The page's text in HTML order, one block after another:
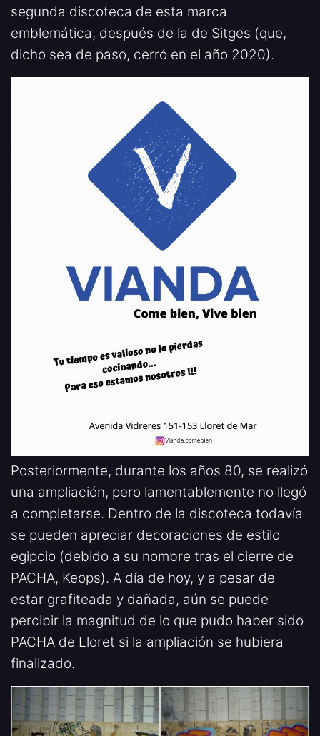
segunda discoteca de esta marca
emblemática, después de la de Sitges (que,
dicho sea de paso, cerró en el año 2020).
Posteriormente, durante los años 80, se realizó
una ampliación, pero lamentablemente no llegó
a completarse. Dentro de la discoteca todavía
se pueden apreciar decoraciones de estilo
egipcio (debido a su nombre tras el cierre de
PACHA, Keops). A día de hoy, y a pesar de
estar grafiteada y dañada, aún se puede
percibir la magnitud de lo que pudo haber sido
PACHA de Lloret si la ampliación se hubiera
finalizado.